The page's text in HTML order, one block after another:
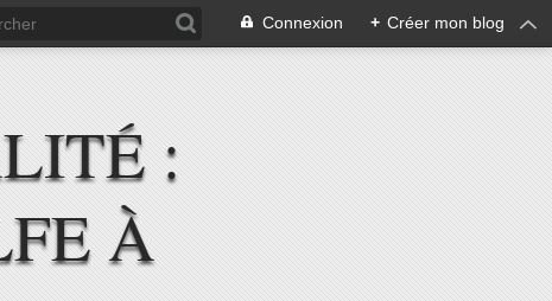
Connexion + Créer mon blog
:
À